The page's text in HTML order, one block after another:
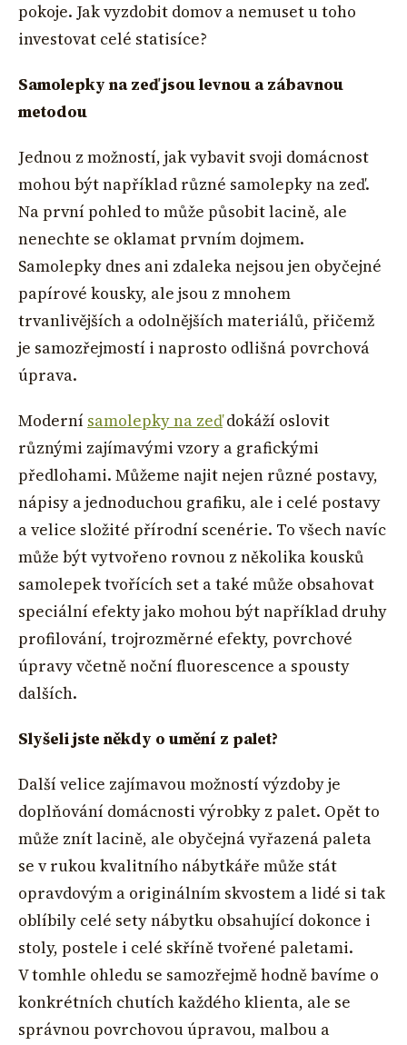
pokoje. Jak vyzdobit domov a nemuset u toho
investovat celé statisíce?
Samolepky na zeď jsou levnou a zábavnou
metodou
Jednou z možností, jak vybavit svoji domácnost
mohou být například různé samolepky na zeď.
Na první pohled to může působit lacině, ale
nenechte se oklamat prvním dojmem.
Samolepky dnes ani zdaleka nejsou jen obyčejné
papírové kousky, ale jsou z mnohem
trvanlivějších a odolnějších materiálů, přičemž
je samozřejmostí i naprosto odlišná povrchová
úprava.
Moderní samolepky na zeďdokáží oslovit
různými zajímavými vzory a grafickými
předlohami. Můžeme najit nejen různé postavy,
nápisy a jednoduchou grafiku, ale i celé postavy
a velice složité přírodní scenérie. To všech navíc
může být vytvořeno rovnou z několika kousků
samolepek tvořících set a také může obsahovat
speciální efekty jako mohou být například druhy
profilování, trojrozměrné efekty, povrchové
úpravy včetně noční fluorescence a spousty
dalších.
Slyšeli jste někdy o umění z palet?
Další velice zajímavou možností výzdoby je
doplňování domácnosti výrobky z palet. Opět to
může znít lacině, ale obyčejná vyřazená paleta
se v rukou kvalitního nábytkáře může stát
opravdovým a originálním skvostem a lidé si tak
oblíbily celé sety nábytku obsahující dokonce i
stoly, postele i celé skříně tvořené paletami.
V tomhle ohledu se samozřejmě hodně bavíme o
konkrétních chutích každého klienta, ale se
správnou povrchovou úpravou, malbou a